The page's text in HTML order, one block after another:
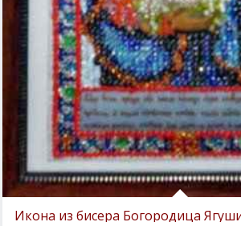
Икона из бисера Богородица